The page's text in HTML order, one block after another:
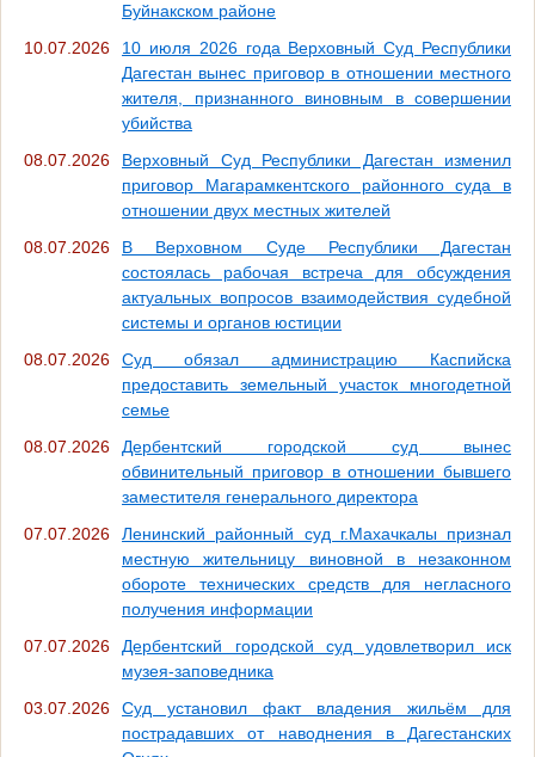
Буйнакском районе
10.07.2026
10 июля 2026 года Верховный Суд Республики
Дагестан вынес приговор в отношении местного
жителя, признанного виновным в совершении
убийства
08.07.2026
Верховный Суд Республики Дагестан изменил
приговор Магарамкентского районного суда в
отношении двух местных жителей
08.07.2026
В Верховном Суде Республики Дагестан
состоялась рабочая встреча для обсуждения
актуальных вопросов взаимодействия судебной
системы и органов юстиции
08.07.2026
Суд обязал администрацию Каспийска
предоставить земельный участок многодетной
семье
08.07.2026
Дербентский городской суд вынес
обвинительный приговор в отношении бывшего
заместителя генерального директора
07.07.2026
Ленинский районный суд г.Махачкалы признал
местную жительницу виновной в незаконном
обороте технических средств для негласного
получения информации
07.07.2026
Дербентский городской суд удовлетворил иск
музея-заповедника
03.07.2026
Суд установил факт владения жильём для
пострадавших от наводнения в Дагестанских